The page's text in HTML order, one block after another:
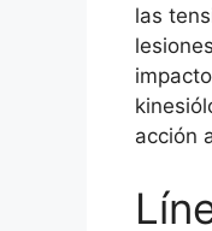
las
acción